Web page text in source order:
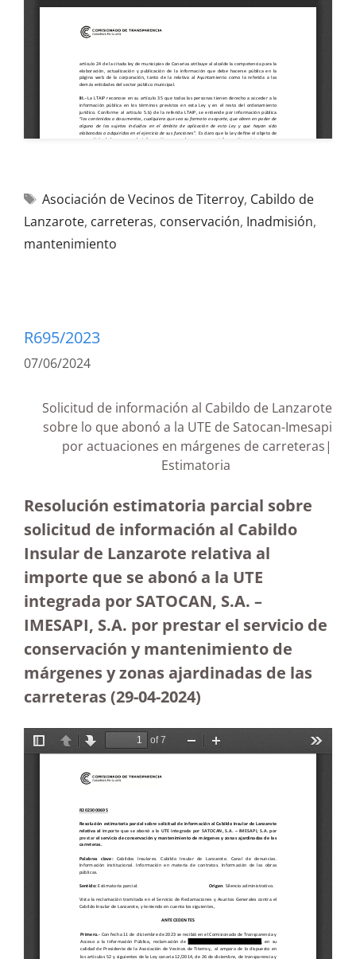
Asociación de Vecinos de Titerroy, Cabildo de
Lanzarote, carreteras, conservación, Inadmisión,
mantenimiento
R695/2023
07/06/2024
Solicitud de información al Cabildo de Lanzarote
sobre lo que abonó a la UTE de Satocan-Imesapi
por actuaciones en márgenes de carreteras|
Estimatoria
Resolución estimatoria parcial sobre
solicitud de información al Cabildo
Insular de Lanzarote relativa al
importe que se abonó a la UTE
integrada por SATOCAN, S.A. –
IMESAPI, S.A. por prestar el servicio de
conservación y mantenimiento de
márgenes y zonas ajardinadas de las
carreteras(29-04-2024)